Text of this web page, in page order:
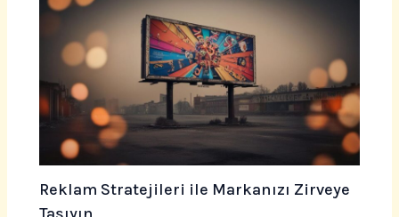
Reklam Stratejileri ile Markanızı Zirveye